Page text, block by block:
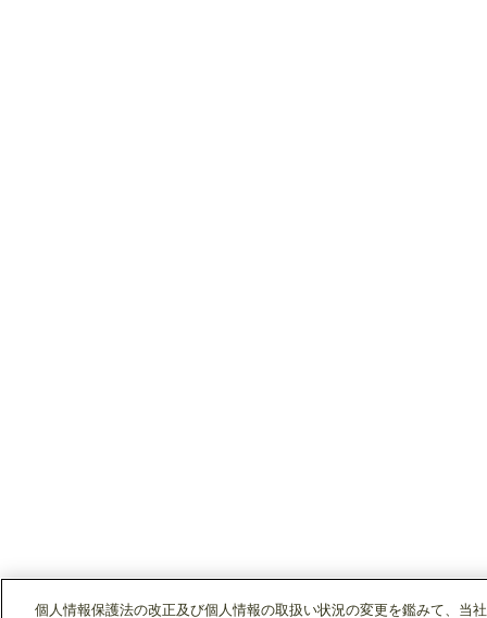
個人情報保護法の改正及び個人情報の取扱い状況の変更を鑑みて、当